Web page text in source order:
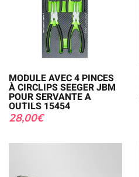
MODULE AVEC 4 PINCES
À CIRCLIPS SEEGER JBM
POUR SERVANTE A
OUTILS 15454
28,00€